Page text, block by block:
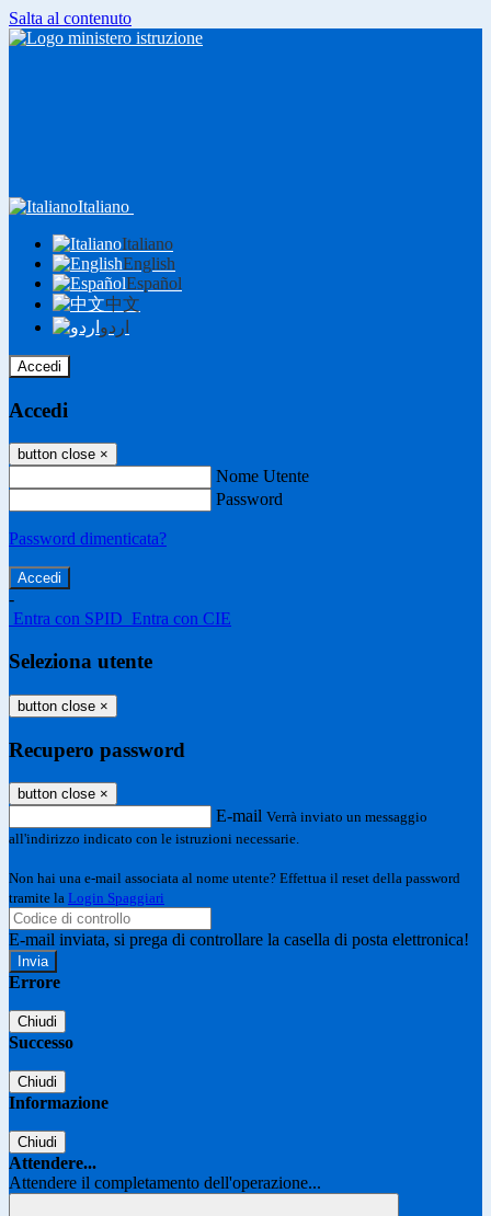
Salta al contenuto
Italiano
Italiano
English
Español
中文
اردو
Accedi
Accedi
button close ×
Nome Utente
Password
Password dimenticata?
-
Entra con SPID Entra con CIE
Seleziona utente
button close ×
Recupero password
button close ×
E-mail Verrà inviato un messaggio
all'indirizzo indicato con le istruzioni necessarie.
Non hai una e-mail associata al nome utente? Effettua il reset della password
tramite la Login Spaggiari
E-mail inviata, si prega di controllare la casella di posta elettronica!
Errore
Chiudi
Successo
Chiudi
Informazione
Chiudi
Attendere...
Attendere il completamento dell'operazione...